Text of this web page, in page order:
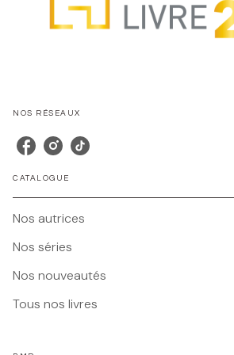
NOS RÉSEAUX
CATALOGUE
Nos autrices
Nos séries
Nos nouveautés
Tous nos livres